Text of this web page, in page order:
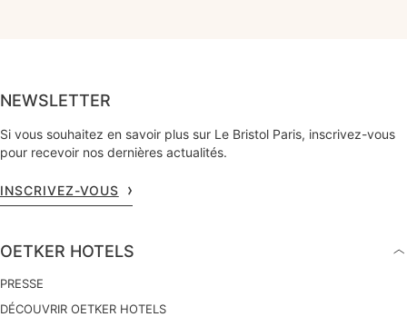
NEWSLETTER
Si vous souhaitez en savoir plus sur Le Bristol Paris, inscrivez-vous
pour recevoir nos dernières actualités.
INSCRIVEZ-VOUS
OETKER HOTELS
PRESSE
DÉCOUVRIR OETKER HOTELS